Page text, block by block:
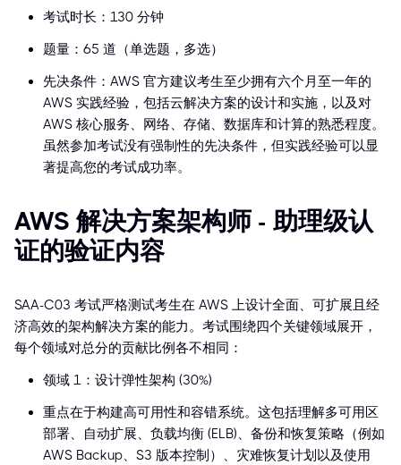
考试时长：130 分钟
题量：65 道（单选题，多选）
先决条件：AWS 官方建议考生至少拥有六个月至一年的
AWS 实践经验，包括云解决方案的设计和实施，以及对
AWS 核心服务、网络、存储、数据库和计算的熟悉程度。
虽然参加考试没有强制性的先决条件，但实践经验可以显
著提高您的考试成功率。
AWS 解决方案架构师 - 助理级认
证的验证内容
SAA-C03 考试严格测试考生在 AWS 上设计全面、可扩展且经
济高效的架构解决方案的能力。考试围绕四个关键领域展开，
每个领域对总分的贡献比例各不相同：
领域 1：设计弹性架构 (30%)
重点在于构建高可用性和容错系统。这包括理解多可用区
部署、自动扩展、负载均衡 (ELB)、备份和恢复策略（例如
AWS Backup、S3 版本控制）、灾难恢复计划以及使用